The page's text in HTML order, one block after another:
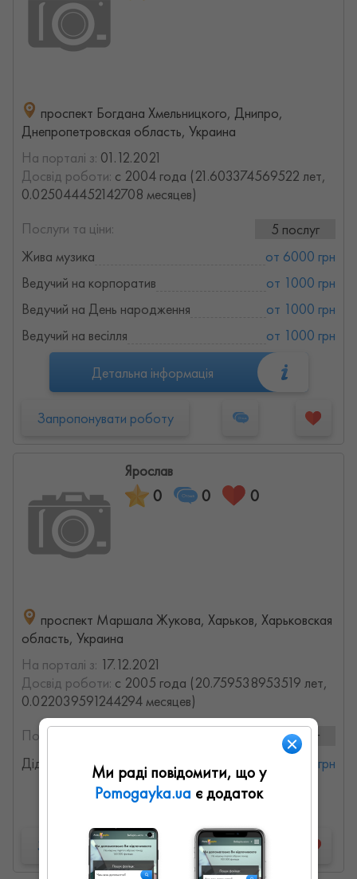
проспект Богдана Хмельницкого, Днипро,
Днепропетровская область, Украина
На порталі з: 01.12.2021
Досвід роботи: с 2004 года (21.603374569522 лет,
0.025044452142708 месяцев)
Послуги та ціни:
5 послуг
Жива музика
от 6000 грн
Ведучий на корпоратив
от 1000 грн
Ведучий на День народження
от 1000 грн
Ведучий на весілля
от 1000 грн
Детальна інформація
Запропонувати роботу
Ярослав
0 0 0
проспект Маршала Жукова, Харьков, Харьковская
область, Украина
На порталі з: 17.12.2021
Досвід роботи: с 2005 года (20.759538953519 лет,
0.022039591244294 месяцев)
Послуги та ціни:
1 послуг
Дід Мороз і Снігуронька
от 400 грн
Детальна інформація
Запропонувати роботу
Ми раді повідомити, що у
Pomogayka.ua є додаток